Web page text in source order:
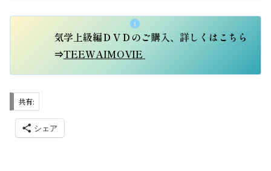
気学上級編ＤＶＤのご購入、詳しくはこちら
⇒TEEWAIMOVIE
共有:
シェア